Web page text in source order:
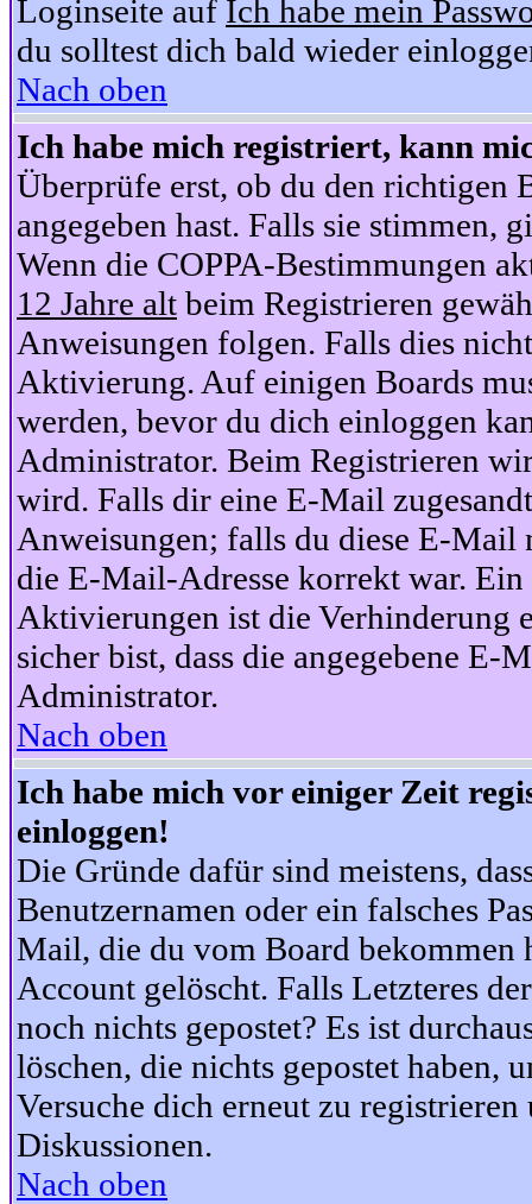
Loginseite auf Ich habe mein
du solltest dich bald wieder
Nach oben
Ich habe mich registriert, kann
Überprüfe erst, ob du den richtigen
angegeben hast. Falls sie stimmen,
Wenn die COPPA-Bestimmungen
12 Jahre alt beim Registrieren
Anweisungen folgen. Falls dies
Aktivierung. Auf einigen Boards
werden, bevor du dich einloggen
Administrator. Beim Registrieren
wird. Falls dir eine E-Mail
Anweisungen; falls du diese E-Mail
die E-Mail-Adresse korrekt war.
Aktivierungen ist die Verhinderung
sicher bist, dass die angegebene
Administrator.
Nach oben
Ich habe mich vor einiger Zeit
einloggen!
Die Gründe dafür sind meistens,
Benutzernamen oder ein falsches
Mail, die du vom Board bekommen
Account gelöscht. Falls Letzteres
noch nichts gepostet? Es ist
löschen, die nichts gepostet haben,
Versuche dich erneut zu
Diskussionen.
Nach oben